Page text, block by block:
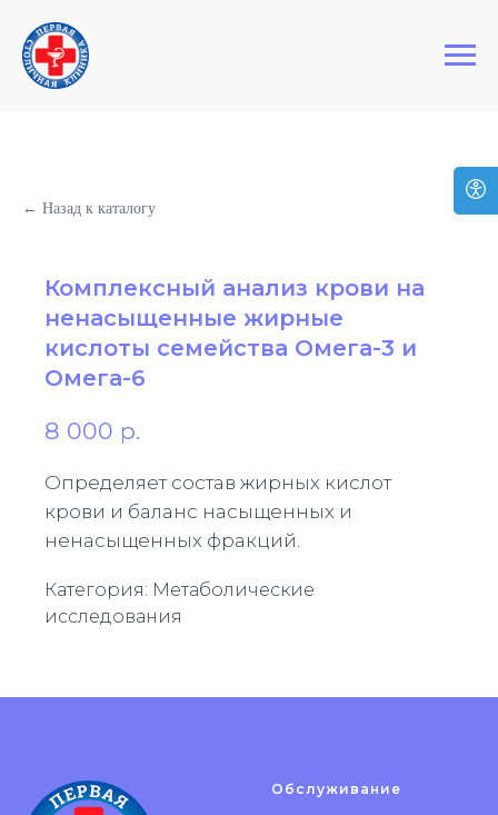
Первая Столичная Клиника
← Назад к каталогу
Комплексный анализ крови на
ненасыщенные жирные
кислоты семейства Омега-3 и
Омега-6
8 000 р.
Определяет состав жирных кислот
крови и баланс насыщенных и
ненасыщенных фракций.
Категория: Метаболические
исследования
Обслуживание